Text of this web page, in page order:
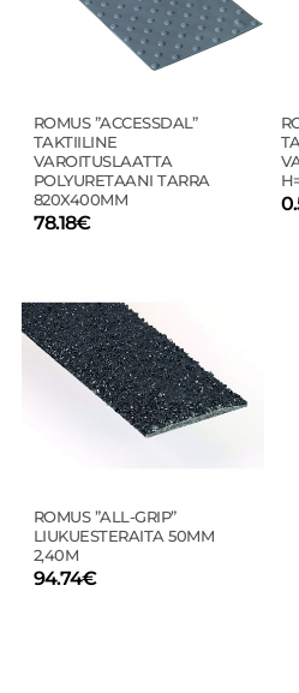
ROMUS ”ACCESSDAL”
TAKTIILINE
VAROITUSLAATTA
POLYURETAANI TARRA
820X400MM
78.18€
ROMUS ”ALL-GRIP”
LIUKUESTERAITA 50MM
2,40M
94.74€
tuotteella
on
useampi
muunnelma.